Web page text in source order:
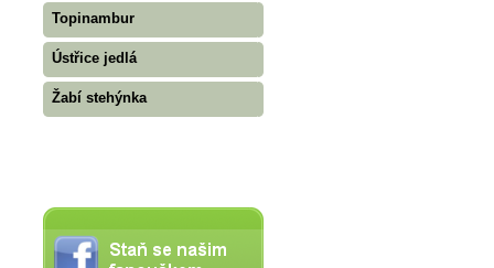
Topinambur
Ústřice jedlá
Žabí stehýnka